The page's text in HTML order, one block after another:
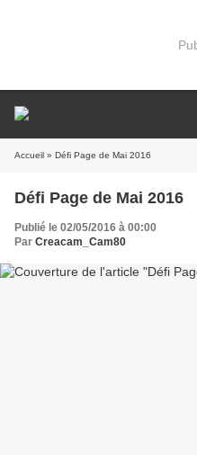
Accueil » Défi Page de Mai 2016
Défi Page de Mai 2016
Publié le 02/05/2016 à 00:00
Par Creacam_Cam80